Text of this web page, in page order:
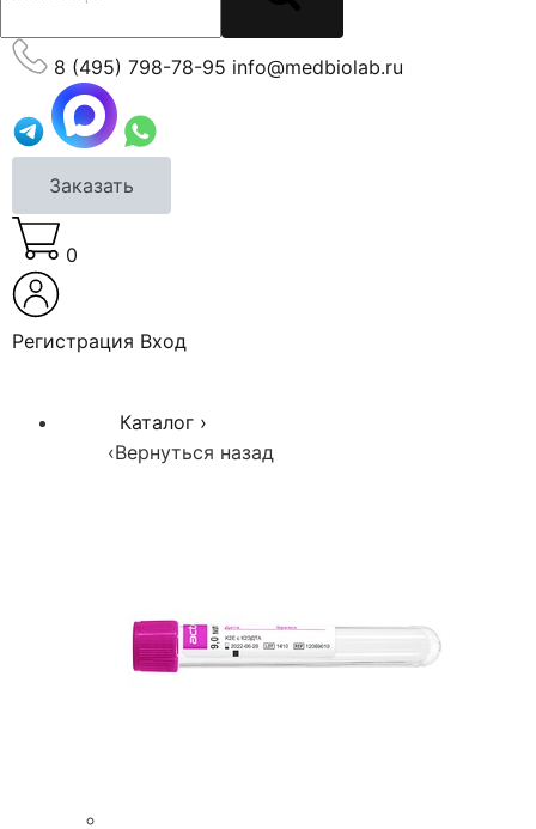
8 (495) 798-78-95 info@medbiolab.ru
Заказать
0
Регистрация Вход
Каталог ›
‹Вернуться назад